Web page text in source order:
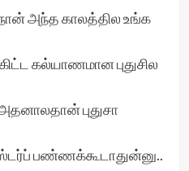
அந்த காலத்தில உங்க
கல்யாணமான புதுசில
புதுசா
பண்ணக்கூடாதுன்னு..